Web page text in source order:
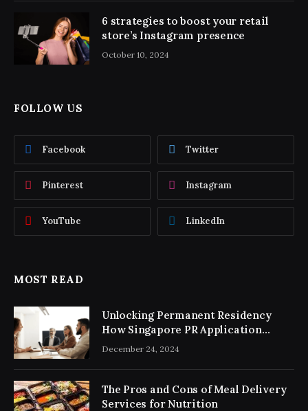
6 strategies to boost your retail
store’s Instagram presence
October 10, 2024
FOLLOW US
Facebook Twitter
Pinterest Instagram
YouTube LinkedIn
MOST READ
Unlocking Permanent Residency
How Singapore PR Application
Consultancy Simplifies the Process
December 24, 2024
The Pros and Cons of Meal Delivery
Services for Nutrition